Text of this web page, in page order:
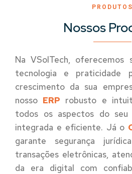
PRODUTOS
Nossos
Na VSolTech, oferecemos
tecnologia e praticidade
crescimento da sua
nosso ERP robusto e
todos os aspectos do
integrada e eficiente. Já o
garante segurança
transações eletrônicas,
da era digital com